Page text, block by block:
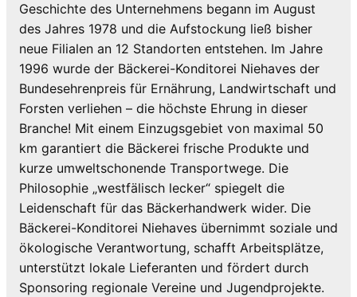
Geschichte des Unternehmens begann im August
des Jahres 1978 und die Aufstockung ließ bisher
neue Filialen an 12 Standorten entstehen. Im Jahre
1996 wurde der Bäckerei-Konditorei Niehaves der
Bundesehrenpreis für Ernährung, Landwirtschaft und
Forsten verliehen – die höchste Ehrung in dieser
Branche! Mit einem Einzugsgebiet von maximal 50
km garantiert die Bäckerei frische Produkte und
kurze umweltschonende Transportwege. Die
Philosophie „westfälisch lecker“ spiegelt die
Leidenschaft für das Bäckerhandwerk wider. Die
Bäckerei-Konditorei Niehaves übernimmt soziale und
ökologische Verantwortung, schafft Arbeitsplätze,
unterstützt lokale Lieferanten und fördert durch
Sponsoring regionale Vereine und Jugendprojekte.